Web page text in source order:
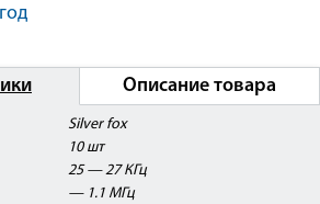
Описание товара
Silver fox
10 шт
25 — 27 КГц
— 1.1 МГц